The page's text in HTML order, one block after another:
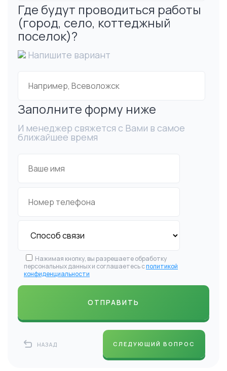
Где будут проводиться работы
(город, село, коттеджный
поселок)?
Напишите вариант
Заполните форму ниже
И менеджер свяжется с Вами в самое
ближайшее время
Нажимая кнопку, вы разрешаете обработку
персональных данных и соглашаетесь сполитикой
конфиденциальности
НАЗАД СЛЕДУЮЩИЙ ВОПРОС